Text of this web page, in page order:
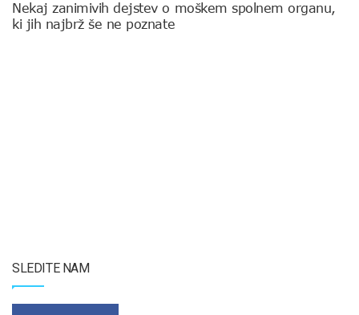
Nekaj zanimivih dejstev o moškem spolnem organu,
ki jih najbrž še ne poznate
SLEDITE NAM